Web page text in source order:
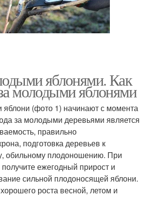
яблонями. Как
молодыми яблонями
яблони (фото 1) начинают с момента
за молодыми деревьями является
правильно
подготовка деревьев к
обильному плодоношению. При
ежегодный прирост и
сильной плодоносящей яблони.
роста весной, летом и